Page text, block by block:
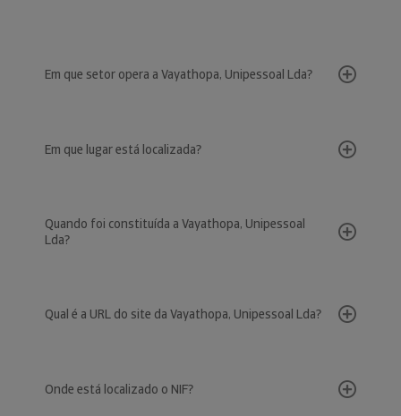
Em que setor opera a Vayathopa, Unipessoal Lda?
Em que lugar está localizada?
Quando foi constituída a Vayathopa, Unipessoal
Lda?
Qual é a URL do site da Vayathopa, Unipessoal Lda?
Onde está localizado o NIF?